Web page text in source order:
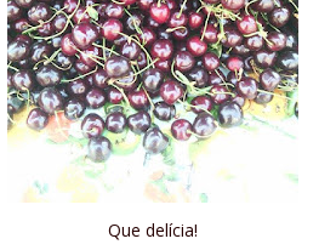
Que delícia!